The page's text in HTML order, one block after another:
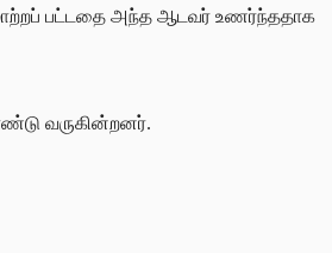
பட்டதை அந்த ஆடவர் உணர்ந்ததாக
வருகின்றனர்.